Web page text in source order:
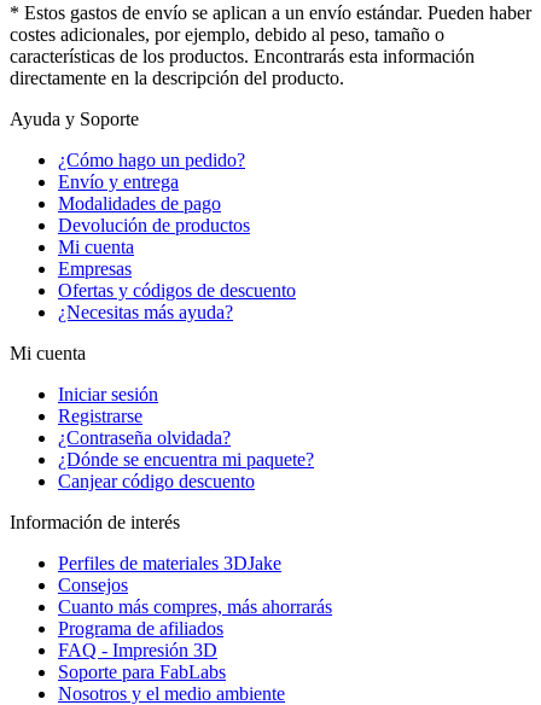
* Estos gastos de envío se aplican a un envío estándar. Pueden haber
costes adicionales, por ejemplo, debido al peso, tamaño o
características de los productos. Encontrarás esta información
directamente en la descripción del producto.
Ayuda y Soporte
¿Cómo hago un pedido?
Envío y entrega
Modalidades de pago
Devolución de productos
Mi cuenta
Empresas
Ofertas y códigos de descuento
¿Necesitas más ayuda?
Mi cuenta
Iniciar sesión
Registrarse
¿Contraseña olvidada?
¿Dónde se encuentra mi paquete?
Canjear código descuento
Información de interés
Perfiles de materiales 3DJake
Consejos
Cuanto más compres, más ahorrarás
Programa de afiliados
FAQ - Impresión 3D
Soporte para FabLabs
Nosotros y el medio ambiente